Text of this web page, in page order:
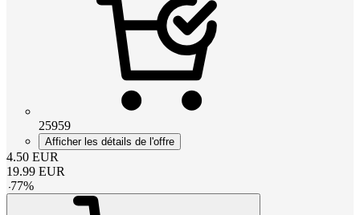
25959
Afficher les détails de l'offre
4.50 EUR
19.99 EUR
-77%